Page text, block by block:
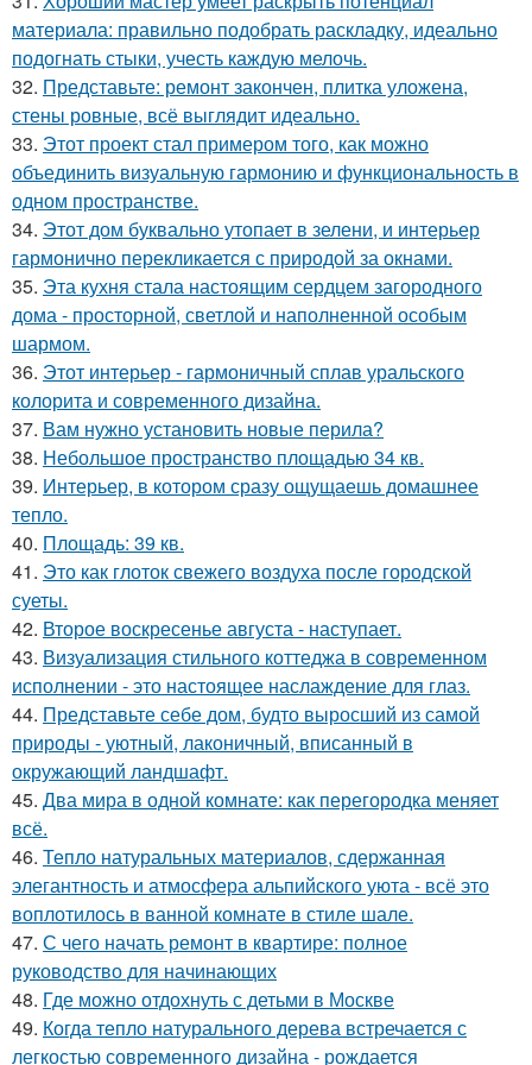
материала: правильно подобрать раскладку, идеально
подогнать стыки, учесть каждую мелочь.
32. Представьте: ремонт закончен, плитка уложена,
стены ровные, всё выглядит идеально.
33. Этот проект стал примером того, как можно
объединить визуальную гармонию и функциональность в
одном пространстве.
34. Этот дом буквально утопает в зелени, и интерьер
гармонично перекликается с природой за окнами.
35. Эта кухня стала настоящим сердцем загородного
дома - просторной, светлой и наполненной особым
шармом.
36. Этот интерьер - гармоничный сплав уральского
колорита и современного дизайна.
37. Вам нужно установить новые перила?
38. Небольшое пространство площадью 34 кв.
39. Интерьер, в котором сразу ощущаешь домашнее
тепло.
40. Площадь: 39 кв.
41. Это как глоток свежего воздуха после городской
суеты.
42. Второе воскресенье августа - наступает.
43. Визуализация стильного коттеджа в современном
исполнении - это настоящее наслаждение для глаз.
44. Представьте себе дом, будто выросший из самой
природы - уютный, лаконичный, вписанный в
окружающий ландшафт.
45. Два мира в одной комнате: как перегородка меняет
всё.
46. Тепло натуральных материалов, сдержанная
элегантность и атмосфера альпийского уюта - всё это
воплотилось в ванной комнате в стиле шале.
47. С чего начать ремонт в квартире: полное
руководство для начинающих
48. Где можно отдохнуть с детьми в Москве
49. Когда тепло натурального дерева встречается с
легкостью современного дизайна - рождается